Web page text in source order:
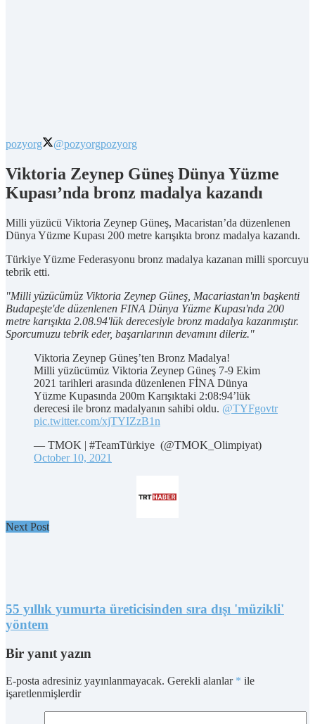
pozyorg @pozyorgpozyorg
Viktoria Zeynep Güneş Dünya Yüzme
Kupası’nda bronz madalya kazandı
Milli yüzücü Viktoria Zeynep Güneş, Macaristan’da düzenlenen
Dünya Yüzme Kupası 200 metre karışıkta bronz madalya kazandı.
Türkiye Yüzme Federasyonu bronz madalya kazanan milli sporcuyu
tebrik etti.
"Milli yüzücümüz Viktoria Zeynep Güneş, Macariastan'ın başkenti
Budapeşte'de düzenlenen FINA Dünya Yüzme Kupası'nda 200
metre karışıkta 2.08.94'lük derecesiyle bronz madalya kazanmıştır.
Sporcumuzu tebrik eder, başarılarının devamını dileriz."
Viktoria Zeynep Güneş’ten Bronz Madalya!
Milli yüzücümüz Viktoria Zeynep Güneş 7-9 Ekim
2021 tarihleri arasında düzenlenen FİNA Dünya
Yüzme Kupasında 200m Karışıktaki 2:08:94’lük
derecesi ile bronz madalyanın sahibi oldu. @TYFgovtr
pic.twitter.com/xjTYIZzB1n
— TMOK | #TeamTürkiye (@TMOK_Olimpiyat)
October 10, 2021
Next Post
55 yıllık yumurta üreticisinden sıra dışı 'müzikli'
yöntem
Bir yanıt yazın
E-posta adresiniz yayınlanmayacak. Gerekli alanlar * ile
işaretlenmişlerdir